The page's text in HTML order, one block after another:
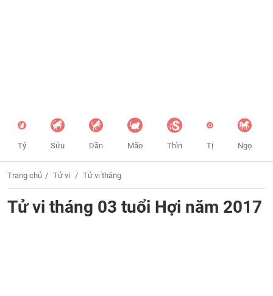
Tý Sửu Dần Mão Thìn Tị Ngọ
Trang chủ Tử vi Tử vi tháng
Tử vi tháng 03 tuổi Hợi năm 2017